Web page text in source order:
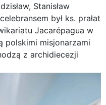
Stanisław
był ks. prałat
Jacarépagua w
polskimi misjonarzami
z archidiecezji